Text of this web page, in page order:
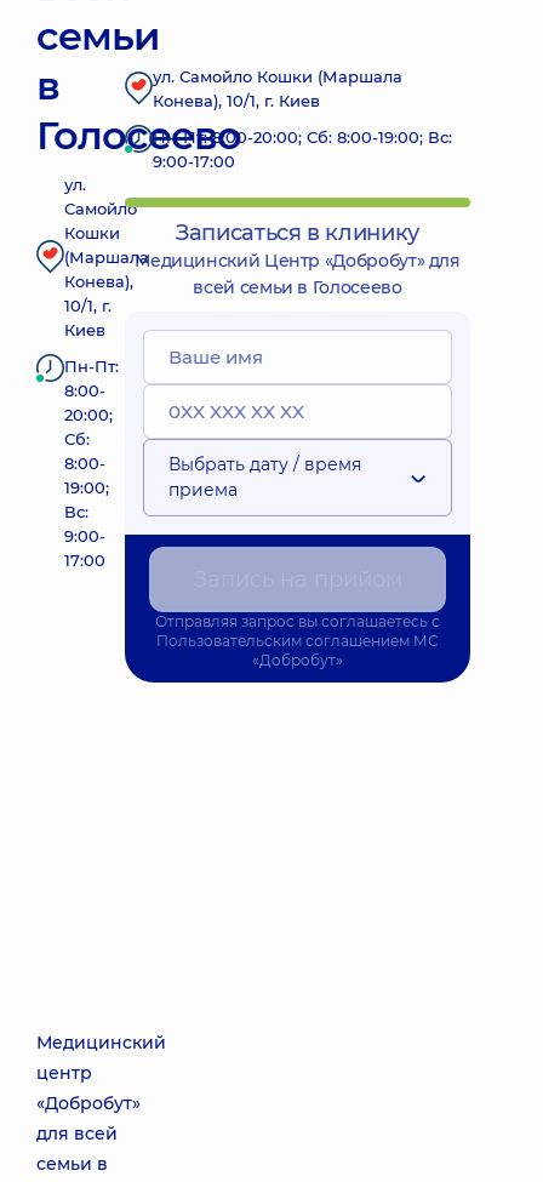
семьи
в
Голосеево
ул.
Самойло
Кошки
(Маршала
Конева),
10/1, г.
Киев
Пн-Пт:
8:00-
20:00;
Сб:
8:00-
19:00;
Вс:
9:00-
17:00
Медицинский
центр
«Добробут»
для всей
семьи в
ул. Самойло Кошки (Маршала
Конева), 10/1, г. Киев
Пн-Пт: 8:00-20:00; Сб: 8:00-19:00; Вс:
9:00-17:00
Записаться в клинику
Медицинский Центр «Добробут» для
всей семьи в Голосеево
Выбрать дату / время
приема
Отправляя запрос вы соглашаетесь с
Пользовательским соглашением МС
«Добробут»